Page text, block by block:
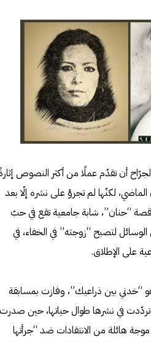
أن تقدّم عملًا من أكثر النصوص
لكنّها لم تجرؤ على نشره إلّا بعد
قصة “حنان”، شابة جامعية تقع في حبّ
لتصبح “زوجته” في الخفاء، في
على الإطلاق.
“خدني بين ذراعيك”، وفازت بمسابقة
تردّدت في نشرها طوال حياتها، حين صدرت
عام 2010، ثارت موجة هائلة من الانتقادات ضد “جرأتها